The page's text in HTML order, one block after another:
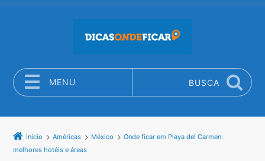
MENU BUSCA
Início Américas México
Onde ficar em Playa del Carmen:
melhores hotéis e áreas